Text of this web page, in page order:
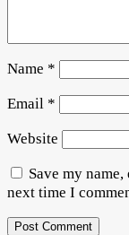
Name *
Email *
Website
Save my
next time I